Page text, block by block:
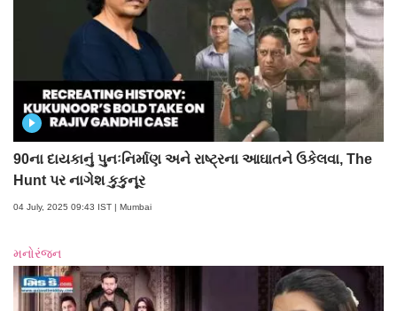
90ના દાયકાનું પુનઃનિર્માણ અને રાષ્ટ્રના આઘાતને ઉકેલવા, The
Hunt પર નાગેશ કુકુનૂર
04 July, 2025 09:43 IST | Mumbai
મનોરંજન